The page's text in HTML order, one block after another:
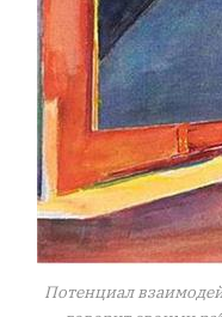
Потенциал